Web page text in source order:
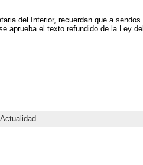
del Interior, recuerdan que a sendos
aprueba el texto refundido de la Ley
Actualidad